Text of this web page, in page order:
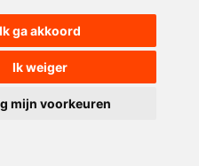
Ik ga akkoord
Ik weiger
mijn voorkeuren